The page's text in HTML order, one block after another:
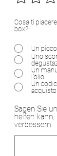
Cosa ti
box?
Un
Uno
Un
l'olio
Un
acquisto
Sagen Sie
helfen kann,
verbessern: